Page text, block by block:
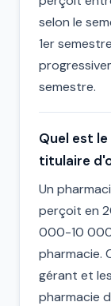
selon le
1er
semestre.
Quel est
titulaire
Un
perçoit en
000-10
pharmacie.
gérant et
pharmacie